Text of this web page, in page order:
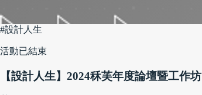
#設計人生
活動已結束
【設計人生】2024秝芙年度論壇暨工作坊